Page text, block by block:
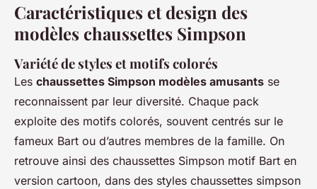
Caractéristiques et design des
modèles chaussettes Simpson
Variété de styles et motifs colorés
Les chaussettes Simpson modèles amusants se
reconnaissent par leur diversité. Chaque pack
exploite des motifs colorés, souvent centrés sur le
fameux Bart ou d’autres membres de la famille. On
retrouve ainsi des chaussettes Simpson motif Bart en
version cartoon, dans des styles chaussettes simpson